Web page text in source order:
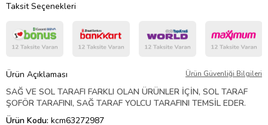
Taksit Seçenekleri
Ürün Açıklaması Ürün Güvenliği Bilgileri
SAĞ VE SOL TARAFI FARKLI OLAN ÜRÜNLER İÇİN, SOL TARAF
ŞOFÖR TARAFINI, SAĞ TARAF YOLCU TARAFINI TEMSİL EDER.
Ürün Kodu: kcm63272987